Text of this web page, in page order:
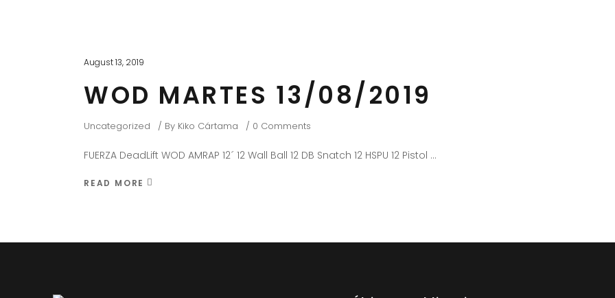
August 13, 2019
WOD MARTES 13/08/2019
Uncategorized By Kiko Cártama 0 Comments
FUERZA DeadLift WOD AMRAP 12´ 12 Wall Ball 12 DB Snatch 12 HSPU 12 Pistol
READ MORE